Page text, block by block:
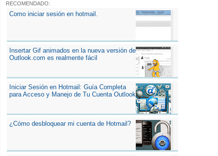
RECOMENDADO:
Como iniciar sesión en hotmail.
Insertar Gif animados en la nueva versión de
Outlook.com es realmente fácil
Iniciar Sesión en Hotmail: Guía Completa
para Acceso y Manejo de Tu Cuenta Outlook
¿Cómo desbloquear mi cuenta de Hotmail?